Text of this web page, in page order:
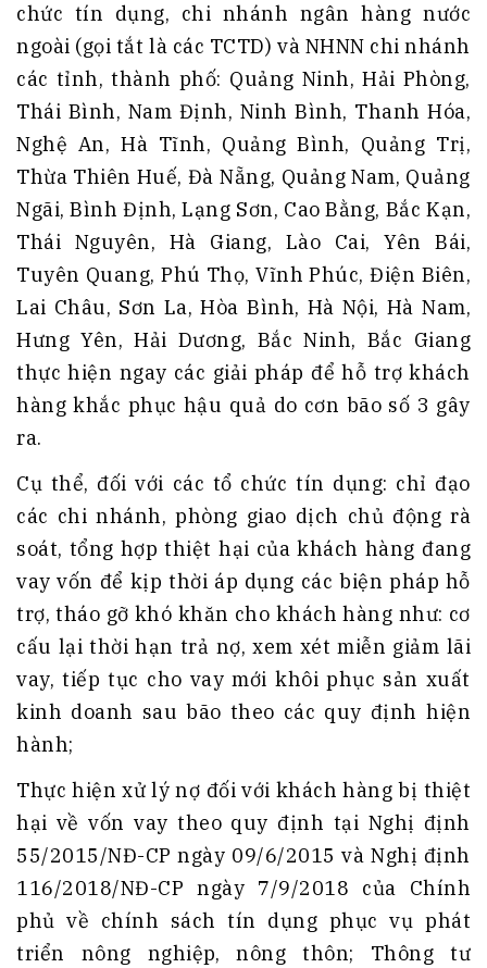
chức tín dụng, chi nhánh ngân hàng nước
ngoài (gọi tắt là các TCTD) và NHNN chi nhánh
các tỉnh, thành phố: Quảng Ninh, Hải Phòng,
Thái Bình, Nam Định, Ninh Bình, Thanh Hóa,
Nghệ An, Hà Tĩnh, Quảng Bình, Quảng Trị,
Thừa Thiên Huế, Đà Nẵng, Quảng Nam, Quảng
Ngãi, Bình Định, Lạng Sơn, Cao Bằng, Bắc Kạn,
Thái Nguyên, Hà Giang, Lào Cai, Yên Bái,
Tuyên Quang, Phú Thọ, Vĩnh Phúc, Điện Biên,
Lai Châu, Sơn La, Hòa Bình, Hà Nội, Hà Nam,
Hưng Yên, Hải Dương, Bắc Ninh, Bắc Giang
thực hiện ngay các giải pháp để hỗ trợ khách
hàng khắc phục hậu quả do cơn bão số 3 gây
ra.
Cụ thể, đối với các tổ chức tín dụng: chỉ đạo
các chi nhánh, phòng giao dịch chủ động rà
soát, tổng hợp thiệt hại của khách hàng đang
vay vốn để kịp thời áp dụng các biện pháp hỗ
trợ, tháo gỡ khó khăn cho khách hàng như: cơ
cấu lại thời hạn trả nợ, xem xét miễn giảm lãi
vay, tiếp tục cho vay mới khôi phục sản xuất
kinh doanh sau bão theo các quy định hiện
hành;
Thực hiện xử lý nợ đối với khách hàng bị thiệt
hại về vốn vay theo quy định tại Nghị định
55/2015/NĐ-CP ngày 09/6/2015 và Nghị định
116/2018/NĐ-CP ngày 7/9/2018 của Chính
phủ về chính sách tín dụng phục vụ phát
triển nông nghiệp, nông thôn; Thông tư